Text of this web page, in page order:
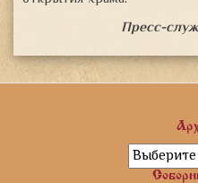
Пресс-
Архивы